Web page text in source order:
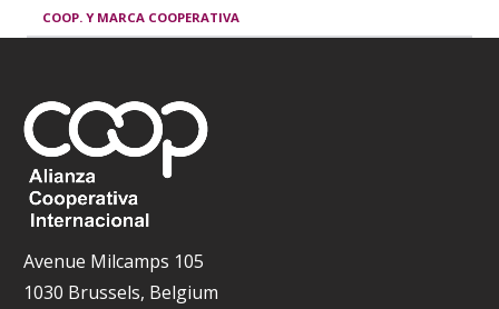
COOP. Y MARCA COOPERATIVA
Avenue Milcamps 105
1030 Brussels, Belgium